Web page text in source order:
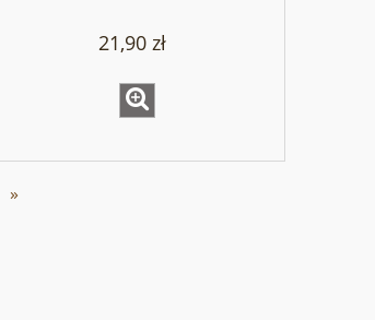
21,90 zł
»